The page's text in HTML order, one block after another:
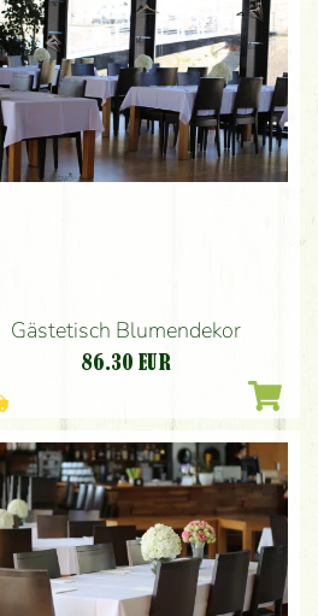
Gästetisch Blumendekor
86.30 EUR